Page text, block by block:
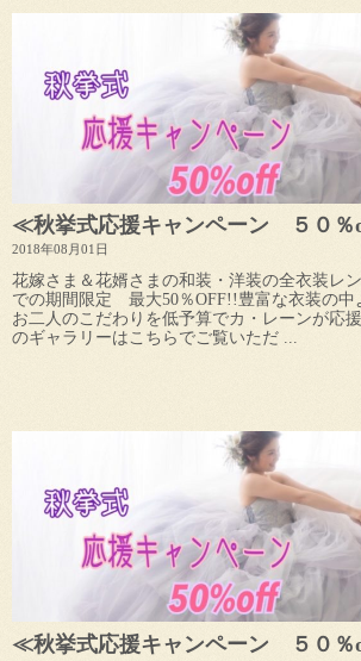
≪秋挙式応援キャンペーン ５０
2018年08月01日
花嫁さま＆花婿さまの和装・洋装の全衣装レ
での期間限定 最大50％OFF!!豊富な衣装の中
お二人のこだわりを低予算でカ・レーンが応
のギャラリーはこちらでご覧いただ ...
≪秋挙式応援キャンペーン ５０